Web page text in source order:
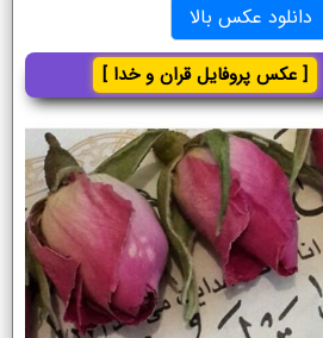
دانلود عکس بالا
[ عکس پروفایل قران و خدا ]